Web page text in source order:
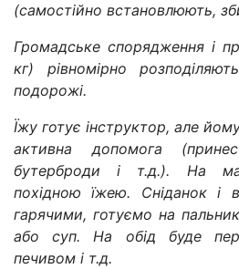
(самостійно встановлюють,
Громадське спорядження і
кг) рівномірно
подорожі.
Їжу готує інструктор, але
активна допомога
бутерброди і т.д.). На
похідною їжею. Сніданок і
гарячими, готуємо на
або суп. На обід буде
печивом і т.д.